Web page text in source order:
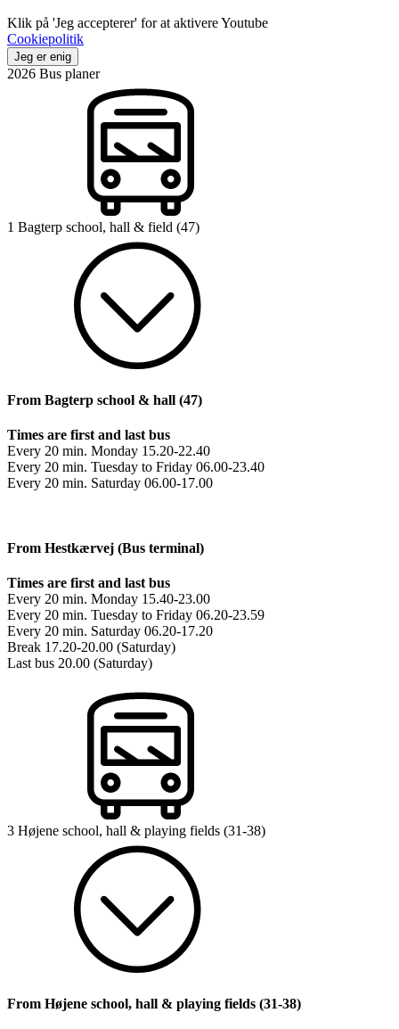
Klik på 'Jeg accepterer' for at aktivere Youtube
Cookiepolitik
Jeg er enig
2026 Bus planer
1 Bagterp school, hall & field (47)
From Bagterp school & hall (47)
Times are first and last bus
Every 20 min. Monday 15.20-22.40
Every 20 min. Tuesday to Friday 06.00-23.40
Every 20 min. Saturday 06.00-17.00
From Hestkærvej (Bus terminal)
Times are first and last bus
Every 20 min. Monday 15.40-23.00
Every 20 min. Tuesday to Friday 06.20-23.59
Every 20 min. Saturday 06.20-17.20
Break 17.20-20.00 (Saturday)
Last bus 20.00 (Saturday)
3 Højene school, hall & playing fields (31-38)
From Højene school, hall & playing fields (31-38)